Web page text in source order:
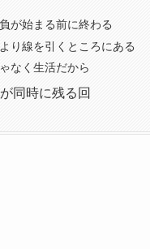
が始まる前に終わる
り線を引くところにある
なく生活だから
同時に残る回